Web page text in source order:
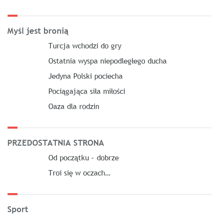
Myśl jest bronią
Turcja wchodzi do gry
Ostatnia wyspa niepodległego ducha
Jedyna Polski pociecha
Pociągająca siła miłości
Oaza dla rodzin
PRZEDOSTATNIA STRONA
Od początku – dobrze
Troi się w oczach…
Sport